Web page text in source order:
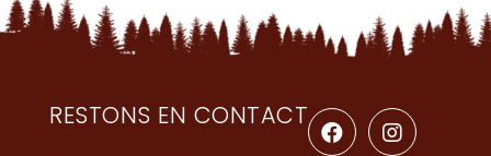
RESTONS EN CONTACT